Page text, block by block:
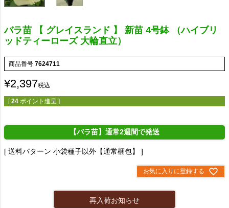
バラ苗 【 グレイスランド 】 新苗 4号鉢 （ハイブリ
ッドティーローズ 大輪直立）
商品番号 7624711
¥2,397税込
[ 24 ポイント進呈 ]
【バラ苗】通常2週間で発送
送料パターン 小袋種子以外【通常梱包】
お気に入りに登録する
再入荷お知らせ